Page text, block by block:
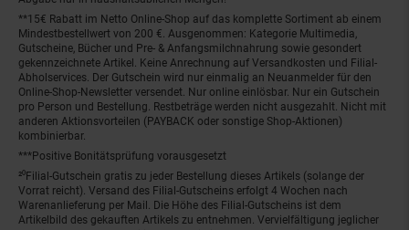
**15€ Rabatt im Netto Online-Shop auf das komplette Sortiment ab einem
Mindestbestellwert von 200 €. Ausgenommen: Kategorie Multimedia,
Gutscheine, Bücher und Pre- & Anfangsmilchnahrung sowie gesondert
gekennzeichnete Artikel. Keine Anrechnung auf Versandkosten und Filial-
Abholservices. Der Gutschein wird nur einmalig an Neuanmelder für den
Online-Shop-Newsletter versendet. Nur online einlösbar. Nur ein Gutschein
pro Person und Bestellung. Restbeträge werden nicht ausgezahlt. Nicht mit
anderen Aktionsvorteilen (PAYBACK oder sonstige Shop-Aktionen)
kombinierbar.
***Positive Bonitätsprüfung vorausgesetzt
²⁰Filial-Gutschein gratis zu jeder Bestellung dieses Artikels (solange der
Vorrat reicht). Versand des Filial-Gutscheins erfolgt 4 Wochen nach
Warenanlieferung per Mail. Die Höhe des Filial-Gutscheins ist dem
Artikelbild des gekauften Artikels zu entnehmen. Vervielfältigung jeglicher